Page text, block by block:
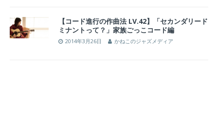
【コード進行の作曲法 LV.42】「セカンダリード
ミナントって？」家族ごっこコード編
2014年3月26日 かねこのジャズメディア